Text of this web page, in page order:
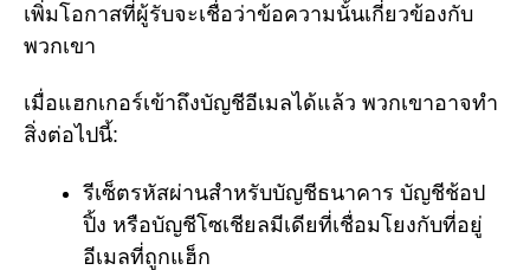
เพิ่มโอกาสที่ผู้รับจะเชื่อว่าข้อความนั้นเกี่ยวข้องกับ
พวกเขา
เมื่อแฮกเกอร์เข้าถึงบัญชีอีเมลได้แล้ว พวกเขาอาจทำ
สิ่งต่อไปนี้:
รีเซ็ตรหัสผ่านสำหรับบัญชีธนาคาร บัญชีช้อป
ปิ้ง หรือบัญชีโซเชียลมีเดียที่เชื่อมโยงกับที่อยู่
อีเมลที่ถูกแฮ็ก